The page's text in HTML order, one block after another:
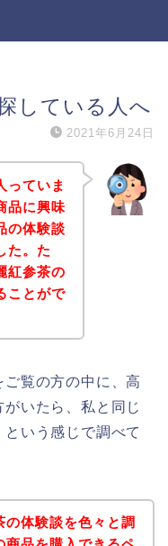
している人へ
2021年6月24日
っていま
品に興味
の体験談
た。た
紅参茶の
ことがで
覧の方の中に、高
いたら、私と同じ
いう感じで調べて
体験談を色々と調